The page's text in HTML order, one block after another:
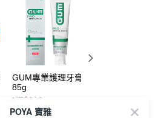
GUM專業護理牙膏
85g
NT$219
NT$249
POYA 寶雅